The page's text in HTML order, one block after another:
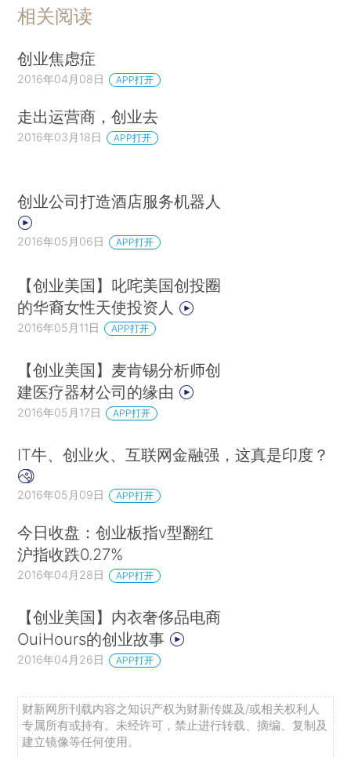
业就业。要以创新创业促就业，放宽市场准入，加
带动就业的倍增效应。要以强化服务促就业，制定
大学生就业创业促进计划，形成涵盖学校内外各阶
段、就业创业全过程的一揽子措施，为高校毕业生
就业提供更高水平、更加优质的服务。
高校教育教学改革，推动人才培养与产业发展有效
对接，为经济社会发展提供坚实的人才支撑。要优
化高等教育布局结构，建立完善学科专业、类型、
性就业矛盾。要大力发展现代职业教育，引导部分
地方普通本科高校向应用型转变，培养一大批高素
质技术技能人才。要深化创新创业教育改革，构建
创新创业教育和实训体系，创新人才培养模式，提
高人才培养质量。要引导广大高校毕业生树立正确
的就业观，积极在发展新经济、培育新动能大潮中
相关阅读
创业焦虑症
2016年04月08日 APP打开
走出运营商，创业去
2016年03月18日 APP打开
创业公司打造酒店服务机器人
2016年05月06日 APP打开
【创业美国】叱咤美国创投圈
的华裔女性天使投资人
2016年05月11日 APP打开
【创业美国】麦肯锡分析师创
建医疗器材公司的缘由
2016年05月17日 APP打开
IT牛、创业火、互联网金融强，这真是印度？
2016年05月09日 APP打开
今日收盘：创业板指v型翻红
沪指收跌0.27%
2016年04月28日 APP打开
【创业美国】内衣奢侈品电商
OuiHours的创业故事
2016年04月26日 APP打开
财新网所刊载内容之知识产权为财新传媒及/或相关权利人
专属所有或持有。未经许可，禁止进行转载、摘编、复制及
建立镜像等任何使用。